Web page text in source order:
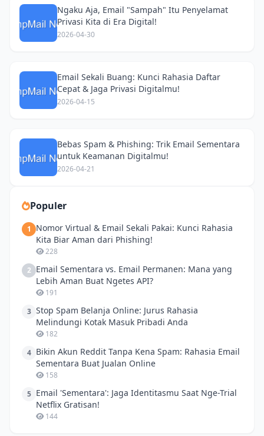
Ngaku Aja, Email "Sampah" Itu Penyelamat
Privasi Kita di Era Digital!
2026-04-30
Email Sekali Buang: Kunci Rahasia Daftar
Cepat & Jaga Privasi Digitalmu!
2026-04-15
Bebas Spam & Phishing: Trik Email Sementara
untuk Keamanan Digitalmu!
2026-04-21
Populer
1
Nomor Virtual & Email Sekali Pakai: Kunci Rahasia
Kita Biar Aman dari Phishing!
228
2 Email Sementara vs. Email Permanen: Mana yang
Lebih Aman Buat Ngetes API?
191
3 Stop Spam Belanja Online: Jurus Rahasia
Melindungi Kotak Masuk Pribadi Anda
182
4 Bikin Akun Reddit Tanpa Kena Spam: Rahasia Email
Sementara Buat Jualan Online
158
5 Email 'Sementara': Jaga Identitasmu Saat Nge-Trial
Netflix Gratisan!
144